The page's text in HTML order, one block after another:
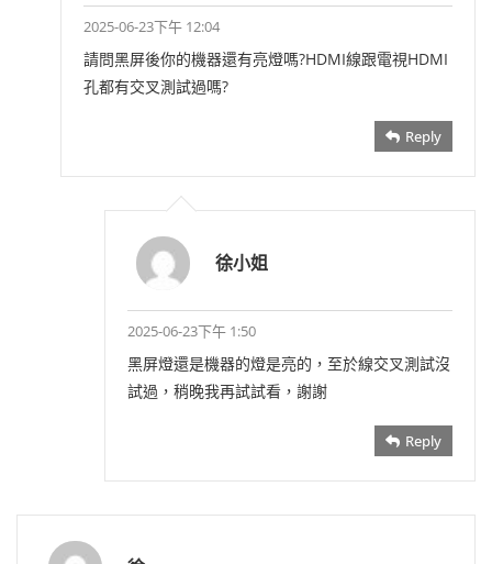
2025-06-23下午 12:04
請問黑屏後你的機器還有亮燈嗎?HDMI線跟電視HDMI
孔都有交叉測試過嗎?
Reply
徐小姐
2025-06-23下午 1:50
黑屏燈還是機器的燈是亮的，至於線交叉測試沒
試過，稍晚我再試試看，謝謝
Reply